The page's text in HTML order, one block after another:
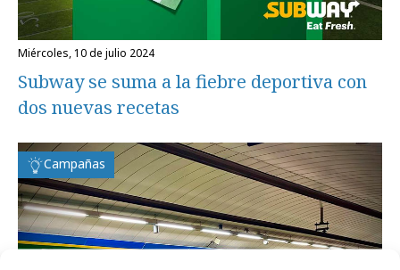
miércoles, 10 de julio 2024
Subway se suma a la fiebre deportiva con
dos nuevas recetas
Campañas